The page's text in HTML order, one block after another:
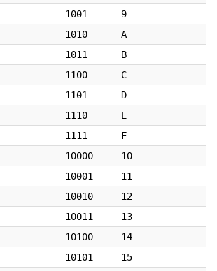
1001
9
1010
A
1011
B
1100
C
1101
D
1110
E
1111
F
10000
10
10001
11
10010
12
10011
13
10100
14
10101
15